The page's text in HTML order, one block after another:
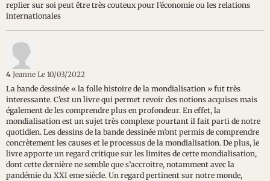
replier sur soi peut être très couteux pour l’économie ou les relations
internationales
4 Jeanne Le 10/03/2022
La bande dessinée « la folle histoire de la mondialisation » fut très
interessante. C’est un livre qui permet revoir des notions acquises mais
également de les comprendre plus en profondeur. En effet, la
mondialisation est un sujet très complexe pourtant il fait parti de notre
quotidien. Les dessins de la bande dessinée m’ont permis de comprendre
concrètement les causes et le processus de la mondialisation. De plus, le
livre apporte un regard critique sur les limites de cette mondialisation,
dont cette dernière ne semble que s’accroitre, notamment avec la
pandémie du XXI eme siècle. Un regard pertinent sur notre monde,